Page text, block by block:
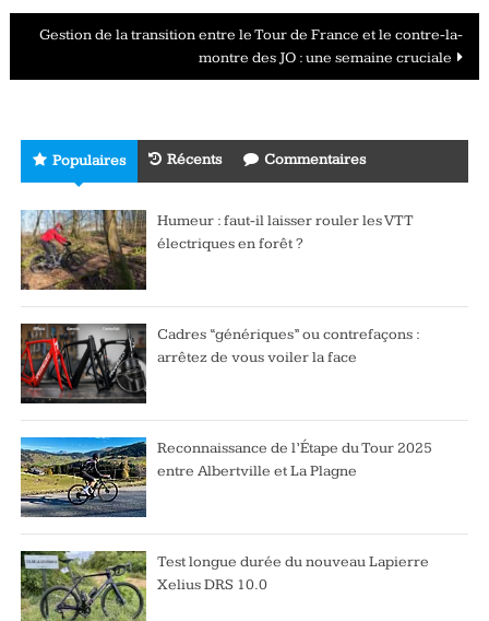
articles
Gestion de la transition entre le Tour de France et le contre-la-
montre des JO : une semaine cruciale
Populaires Récents Commentaires
Humeur : faut-il laisser rouler les VTT
électriques en forêt ?
Cadres “génériques” ou contrefaçons :
arrêtez de vous voiler la face
Reconnaissance de l’Étape du Tour 2025
entre Albertville et La Plagne
Test longue durée du nouveau Lapierre
Xelius DRS 10.0